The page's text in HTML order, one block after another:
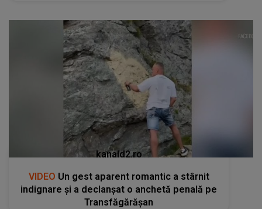
kanald2.ro
VIDEO Un gest aparent romantic a stârnit
indignare și a declanșat o anchetă penală pe
Transfăgărășan